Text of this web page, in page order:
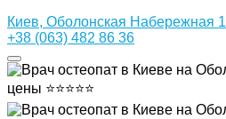
Киев, Оболонская Набережная 1
+38 (063) 482 86 36